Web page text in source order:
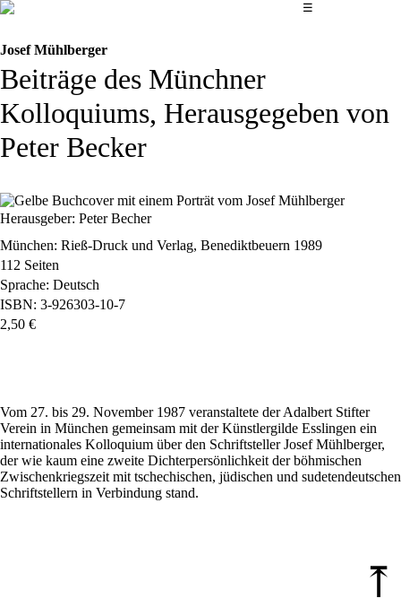
Das
☰
Josef Mühlberger
Beiträge des Münchner
Kolloquiums, Herausgegeben von
Peter Becker
Herausgeber: Peter Becher
München: Rieß-Druck und Verlag, Benediktbeuern 1989
112 Seiten
Sprache: Deutsch
ISBN: 3-926303-10-7
2,50 €
Vom 27. bis 29. November 1987 veranstaltete der Adalbert Stifter
Verein in München gemeinsam mit der Künstlergilde Esslingen ein
internationales Kolloquium über den Schriftsteller Josef Mühlberger,
der wie kaum eine zweite Dichterpersönlichkeit der böhmischen
Zwischenkriegszeit mit tschechischen, jüdischen und sudetendeutschen
Schriftstellern in Verbindung stand.
⤒